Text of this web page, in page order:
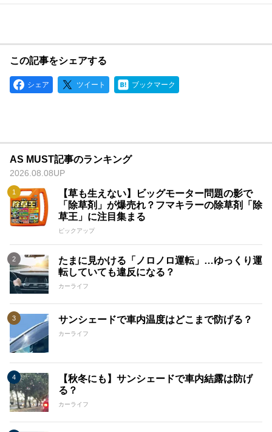
この記事をシェアする
シェア ツイート ブックマーク
AS MUST記事のランキング
2026.08.08UP
【草も生えない】ビッグモーター問題の影で
「除草剤」が爆売れ？フマキラーの除草剤「除
草王」に注目集まる
ピックアップ
たまに見かける「ノロノロ運転」…ゆっくり運
転していても違反になる？
カーライフ
サンシェードで車内温度はどこまで防げる？
カーライフ
【秋冬にも】サンシェードで車内結露は防げ
る？
カーライフ